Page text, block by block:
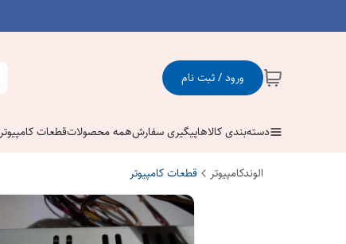
ورود / ثبت نام
دسته‌بندی کالاهاپیگیری سفارشهمه محصولاتقطعات کامپیوتر
الوندکامپیوتر قطعات کامپیوتر